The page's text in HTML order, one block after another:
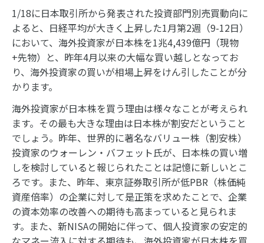
1/18に日本取引所から発表された投資部門別売買動向に
よると、日経平均が大きく上昇した1月第2週（9-12日）
において、海外投資家が日本株を1兆4,439億円（現物
+先物）と、昨年4月以来の大幅な買い越しとなってお
り、海外投資家の買いが相場上昇をけん引したことが分
かります。
海外投資家が日本株を買う理由は様々なことが考えられ
ます。その最も大きな理由は日本株が割安だということ
でしょう。昨年、世界的に著名なバリュー株（割安株）
投資家のウォーレン・バフェット氏が、日本株の買い増
しを検討していると報じられたことは記憶に新しいとこ
ろです。また、昨年、東京証券取引所が低PBR（株価純
資産倍率）の企業に対して是正策を求めたことで、企業
の資本効率の改善への期待も高まっていると見られま
す。また、新NISAの開始に伴って、個人投資家の安定的